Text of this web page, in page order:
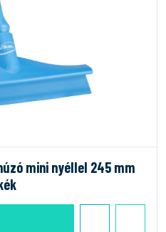
mini nyéllel 245 mm